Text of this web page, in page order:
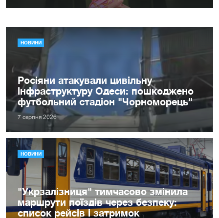
НОВИНИ
Росіяни атакували цивільну
інфраструктуру Одеси: пошкоджено
футбольний стадіон "Чорноморець"
7 серпня 2026
НОВИНИ
"Укрзалізниця" тимчасово змінила
маршрути поїздів через безпеку:
список рейсів і затримок